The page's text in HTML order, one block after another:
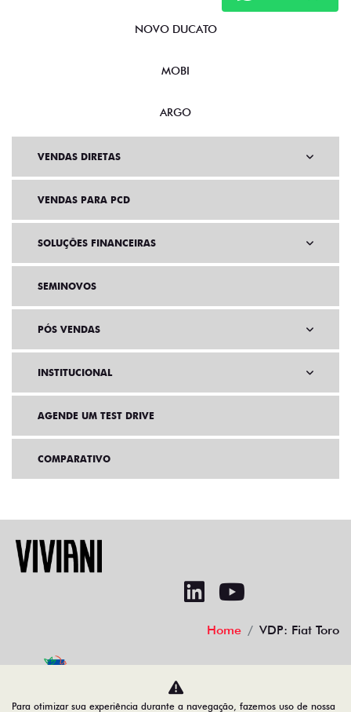
NOVO DUCATO
MOBI
ARGO
VENDAS DIRETAS
VENDAS PARA PCD
SOLUÇÕES FINANCEIRAS
SEMINOVOS
PÓS VENDAS
INSTITUCIONAL
AGENDE UM TEST DRIVE
COMPARATIVO
Home VDP: Fiat Toro
Para otimizar sua experiência durante a navegação, fazemos uso de nossa